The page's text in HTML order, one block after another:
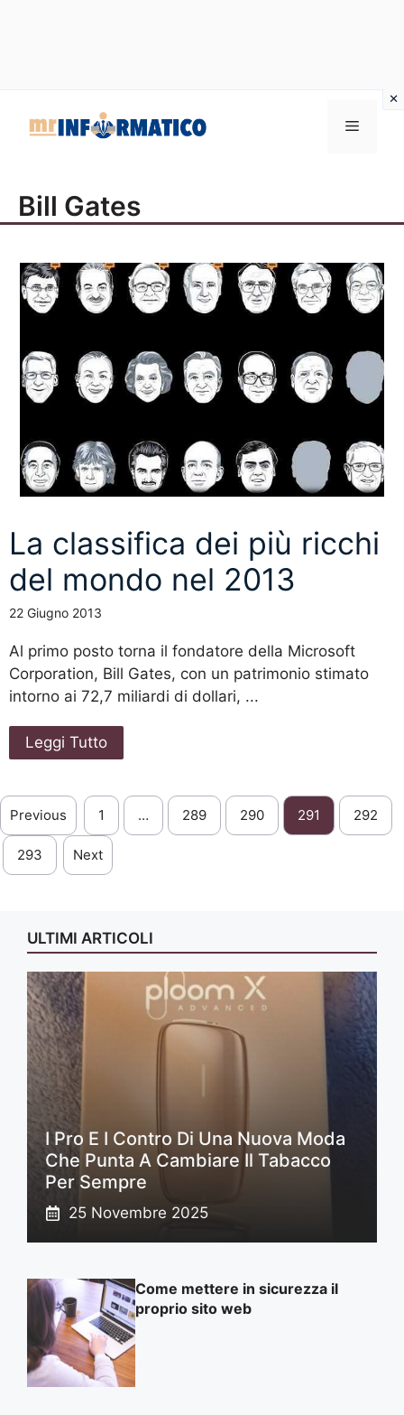
Menu
Bill Gates
La classifica dei più ricchi
del mondo nel 2013
22 Giugno 2013
Al primo posto torna il fondatore della Microsoft
Corporation, Bill Gates, con un patrimonio stimato
intorno ai 72,7 miliardi di dollari, ...
Leggi Tutto
Previous 1 … 289 290 291 292
293 Next
ULTIMI ARTICOLI
I Pro E I Contro Di Una Nuova Moda
Che Punta A Cambiare Il Tabacco
Per Sempre
25 Novembre 2025
Come mettere in sicurezza il
proprio sito web